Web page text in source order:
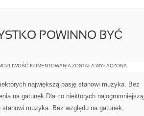
POWINNO BYĆ
KOMENTOWANIA W
WSZYSTKO
POWINNO
IDEALNE
ZOSTAŁA WYŁĄCZONA
największą pasję stanowi muzyka. Bez
na gatunek Dla co niektórych najogromniejszą
stanowi muzyka. Bez względu na gatunek,